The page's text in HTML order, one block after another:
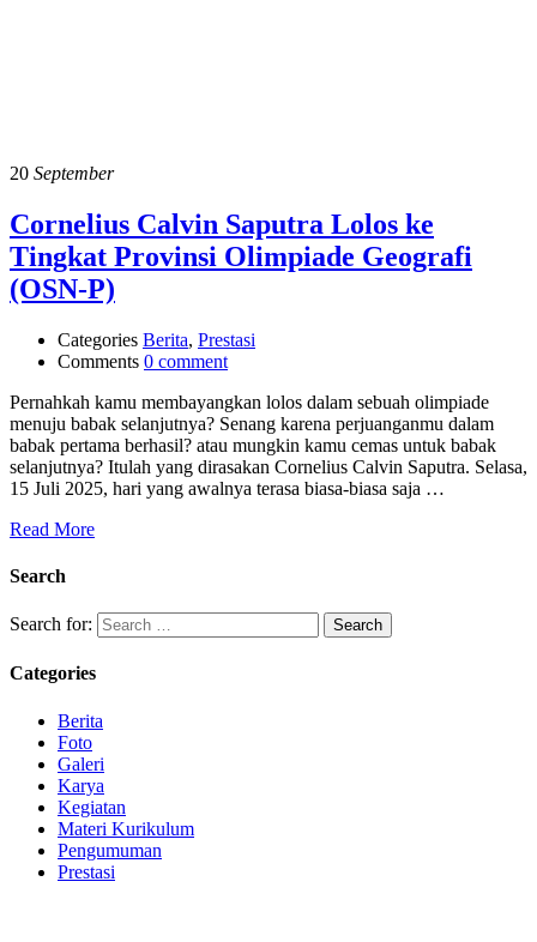
20 September
Cornelius Calvin Saputra Lolos ke
Tingkat Provinsi Olimpiade Geografi
(OSN-P)
Categories Berita, Prestasi
Comments 0 comment
Pernahkah kamu membayangkan lolos dalam sebuah olimpiade
menuju babak selanjutnya? Senang karena perjuanganmu dalam
babak pertama berhasil? atau mungkin kamu cemas untuk babak
selanjutnya? Itulah yang dirasakan Cornelius Calvin Saputra. Selasa,
15 Juli 2025, hari yang awalnya terasa biasa-biasa saja …
Read More
Search
Search for:
Categories
Berita
Foto
Galeri
Karya
Kegiatan
Materi Kurikulum
Pengumuman
Prestasi